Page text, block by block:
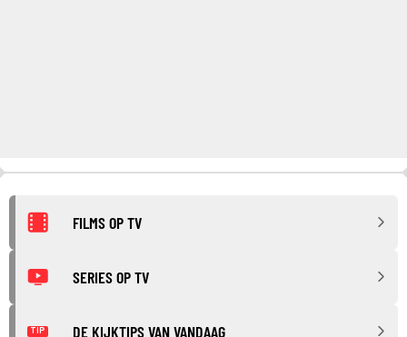
FILMS OP TV
SERIES OP TV
TIP DE KIJKTIPS VAN VANDAAG